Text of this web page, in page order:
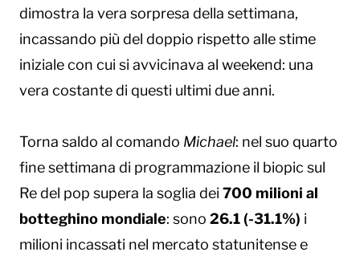
dimostra la vera sorpresa della settimana,
incassando più del doppio rispetto alle stime
iniziale con cui si avvicinava al weekend: una
vera costante di questi ultimi due anni.
Torna saldo al comando Michael: nel suo quarto
fine settimana di programmazione il biopic sul
Re del pop supera la soglia dei 700 milioni al
botteghino mondiale: sono 26.1 (-31.1%) i
milioni incassati nel mercato statunitense e